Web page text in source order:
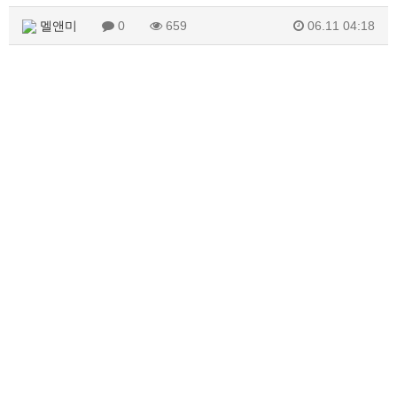
멜앤미 0 659 06.11 04:18